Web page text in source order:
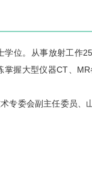
位。从事放射工作
握大型仪器CT、
专委会副主任委员、